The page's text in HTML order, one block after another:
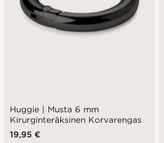
Huggie | Musta 6 mm
Kirurginteräksinen Korvarengas
19,95 €